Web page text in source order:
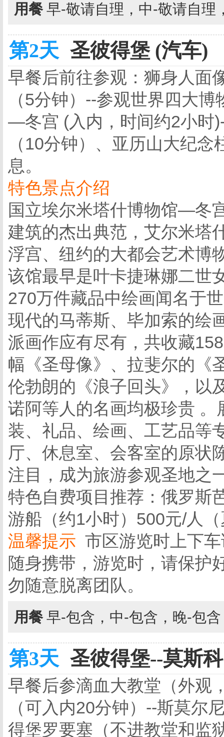
用餐 早-敬请自理，中-敬请自理
第2天 圣彼得堡 (汽车)
早餐后前往参观：狮身人面
（5分钟）--参观世界四大
—冬宫 (入内，时间约2小时
（10分钟）、亚历山大纪
息。
特色景点介绍
国立埃尔米塔什博物馆—冬
建筑的杰出典范，艾尔米塔
浮宫、纽约的大都会艺术博
该馆最早是叶卡捷琳娜二世
270万件藏品中绘画闻名于
现代的马蒂斯、毕加索的绘
派画作应有尽有，共收藏
幅《圣母像》、拉斐尔的《
伦勃朗的《浪子回头》，以
诺阿等人的名画均极珍贵
装、礼品、绘画、工艺品等
厅、休息室、会客室的原状
注目，成为旅游参观圣地之
特色自费项目推荐：俄罗斯
游船（约1小时）500元/人
温馨提示 市区游览时上下
随身携带，游览时，请保护
勿随意脱离团队。
用餐 早-包含，中-包含，晚-包
第3天 圣彼得堡--莫斯
早餐后参滴血大教堂（外观
（可入内20分钟）--斯莫尔
得堡罗要塞（不进教堂和监